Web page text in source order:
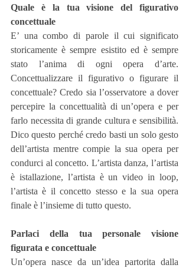
Quale è la tua visione del figurativo
concettuale
E’ una combo di parole il cui significato
storicamente è sempre esistito ed è sempre
stato l’anima di ogni opera d’arte.
Concettualizzare il figurativo o figurare il
concettuale? Credo sia l’osservatore a dover
percepire la concettualità di un’opera e per
farlo necessita di grande cultura e sensibilità.
Dico questo perché credo basti un solo gesto
dell’artista mentre compie la sua opera per
condurci al concetto. L’artista danza, l’artista
è istallazione, l’artista è un video in loop,
l’artista è il concetto stesso e la sua opera
finale è l’insieme di tutto questo.
Parlaci della tua personale visione
figurata e concettuale
Un’opera nasce da un’idea partorita dalla